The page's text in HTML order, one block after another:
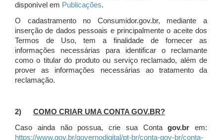
disponível em Publicações.
O cadastramento no Consumidor.gov.br, mediante a
inserção de dados pessoais e principalmente o aceite dos
Termos de Uso, tem a finalidade de fornecer as
informações necessárias para identificar o reclamante
como o titular do produto ou serviço reclamado, além de
prover as informações necessárias ao tratamento da
reclamação.
2) COMO CRIAR UMA CONTA GOV.BR?
Caso ainda não possua, crie sua Contagov.br em:
https://www.gov.br/governodigital/pt-br/conta-gov-br/conta-